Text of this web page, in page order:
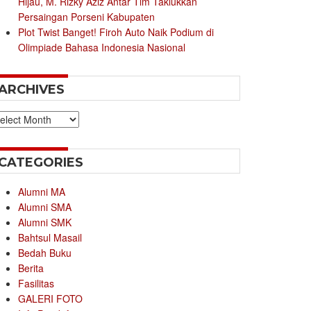
Persaingan Porseni Kabupaten
Plot Twist Banget! Firoh Auto Naik Podium di
Olimpiade Bahasa Indonesia Nasional
Alumni MA
Alumni SMA
Alumni SMK
Bahtsul Masail
Bedah Buku
Berita
Fasilitas
GALERI FOTO